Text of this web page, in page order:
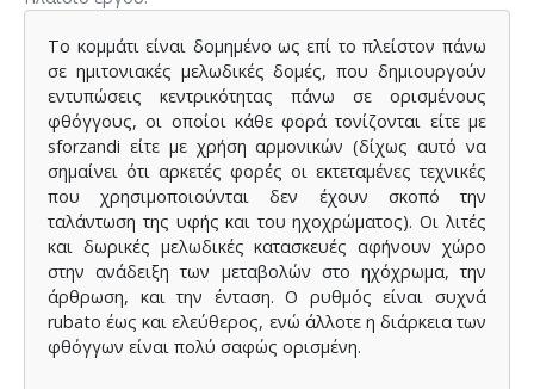
Το κομμάτι είναι δομημένο ως επί το πλείστον πάνω
σε ημιτονιακές μελωδικές δομές, που δημιουργούν
εντυπώσεις κεντρικότητας πάνω σε ορισμένους
φθόγγους, οι οποίοι κάθε φορά τονίζονται είτε με
sforzandi είτε με χρήση αρμονικών (δίχως αυτό να
σημαίνει ότι αρκετές φορές οι εκτεταμένες τεχνικές
που χρησιμοποιούνται δεν έχουν σκοπό την
ταλάντωση της υφής και του ηχοχρώματος). Οι λιτές
και δωρικές μελωδικές κατασκευές αφήνουν χώρο
στην ανάδειξη των μεταβολών στο ηχόχρωμα, την
άρθρωση, και την ένταση. Ο ρυθμός είναι συχνά
rubato έως και ελεύθερος, ενώ άλλοτε η διάρκεια των
φθόγγων είναι πολύ σαφώς ορισμένη.